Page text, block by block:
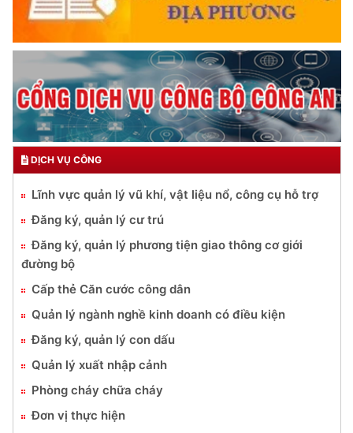
DỊCH VỤ CÔNG
Lĩnh vực quản lý vũ khí, vật liệu nổ, công cụ hỗ trợ
Đăng ký, quản lý cư trú
Đăng ký, quản lý phương tiện giao thông cơ giới
đường bộ
Cấp thẻ Căn cước công dân
Quản lý ngành nghề kinh doanh có điều kiện
Đăng ký, quản lý con dấu
Quản lý xuất nhập cảnh
Phòng cháy chữa cháy
Đơn vị thực hiện